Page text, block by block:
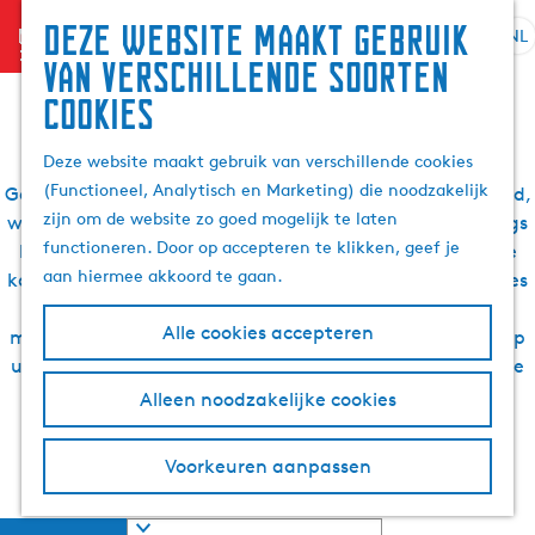
Deze website maakt gebruik
van verschillende soorten
cookies
Deze website maakt gebruik van verschillende cookies
(Functioneel, Analytisch en Marketing) die noodzakelijk
zijn om de website zo goed mogelijk te laten
functioneren. Door op accepteren te klikken, geef je
aan hiermee akkoord te gaan.
Alle cookies accepteren
Alleen noodzakelijke cookies
Voorkeuren aanpassen
menu
G
a
n
a
a
r
d
e
h
o
e
a
&
boek
S
t
e
e
r
a
a
NL
Routes Gaasterland
Gaasterland is een prachtige regio om al fietsend, varend,
wandelend of per auto te ontdekken. Van de kliffen langs
het IJsselmeer tot de prachtige bossen, je kunt hier alle
kanten op. Hieronder vind je een overzicht van alle routes
in Gaasterland. Er zijn diverse routes waarmee je de
mooiste plekken in Gaaterland kunt ontdekken. Ga er op
uit en ontdek zelf de schoonheid van Gaasterland. Welke
route ga jij doen?
Lees hier meer over Gaasterland